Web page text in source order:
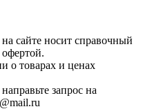
сайте носит справочный
офертой.
о товарах и ценах
запрос на